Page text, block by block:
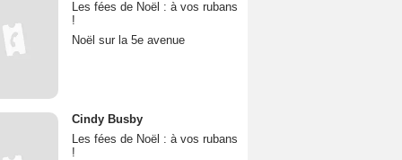
Les fées de Noël : à vos rubans
!
Noël sur la 5e avenue
Cindy Busby
Les fées de Noël : à vos rubans
!